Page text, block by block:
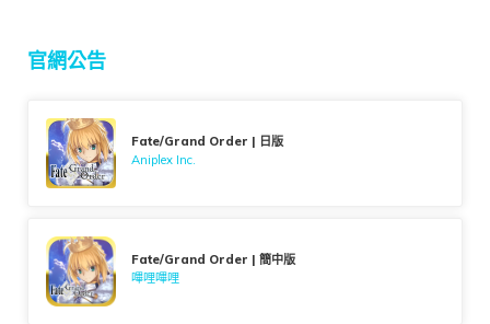
官網公告
Fate/Grand Order | 日版
Aniplex Inc.
Fate/Grand Order | 簡中版
嗶哩嗶哩